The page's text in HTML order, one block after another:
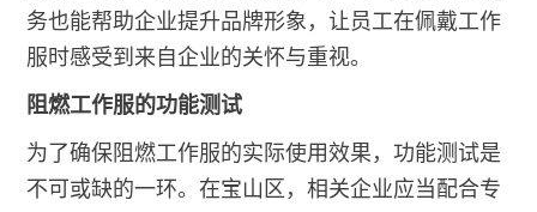
务也能帮助企业提升品牌形象，让员工在佩戴工作
服时感受到来自企业的关怀与重视。
阻燃工作服的功能测试
为了确保阻燃工作服的实际使用效果，功能测试是
不可或缺的一环。在宝山区，相关企业应当配合专